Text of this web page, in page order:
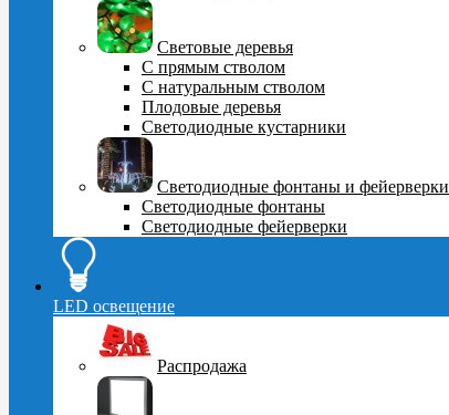
Световые деревья
С прямым стволом
С натуральным стволом
Плодовые деревья
Светодиодные кустарники
Светодиодные фонтаны и фейерверки
Светодиодные фонтаны
Светодиодные фейерверки
LED освещение
Распродажа